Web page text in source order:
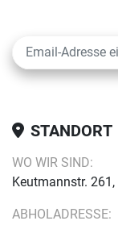
STANDORT
WO WIR SIND:
Keutmannstr.
ABHOLADRESSE: